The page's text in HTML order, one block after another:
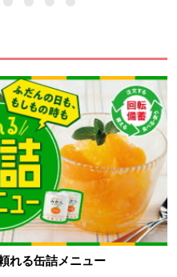
れる缶詰メニュー